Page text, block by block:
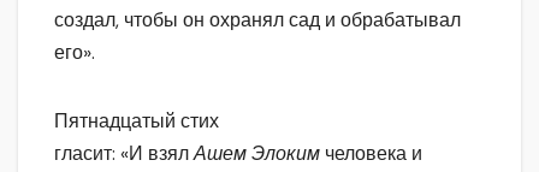
создал, чтобы он охранял сад и обрабатывал
его».
Пятнадцатый стих
гласит: «И взялАшем Элоким человека и